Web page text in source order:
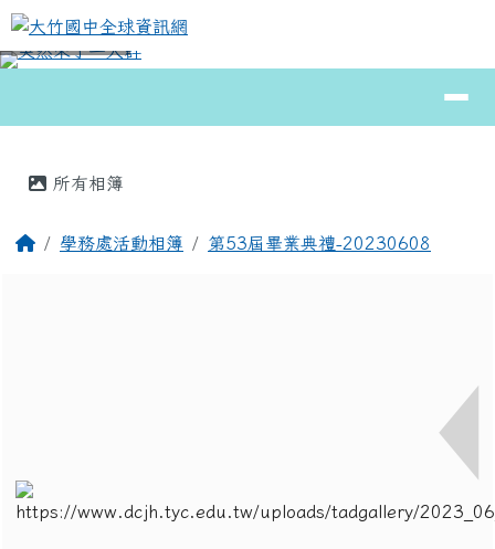
跳至主內容區
大竹國中全球資訊網
⏸
所有相簿
回首頁學務處活動相簿 第53屆畢業典禮-20230608